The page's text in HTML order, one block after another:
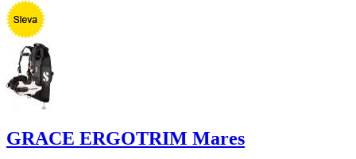
GRACE ERGOTRIM Mares